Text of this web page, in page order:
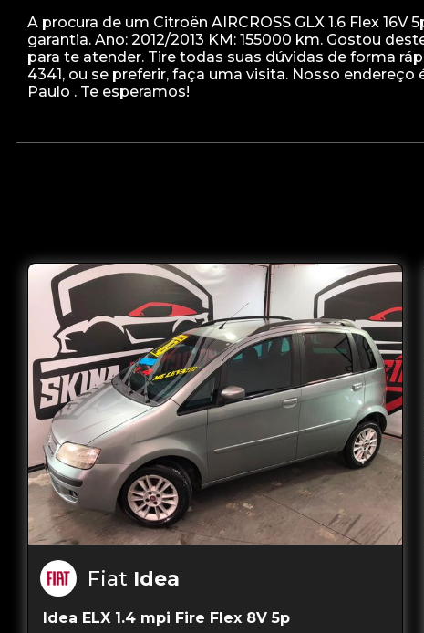
A procura de um Citroën AIRCROSS GLX 1.6 Flex
garantia. Ano: 2012/2013 KM: 155000 km. Gostou
para te atender. Tire todas suas dúvidas de forma
4341, ou se preferir, faça uma visita. Nosso endereço
Fiat Idea
Idea ELX 1.4 mpi Fire Flex 8V 5p